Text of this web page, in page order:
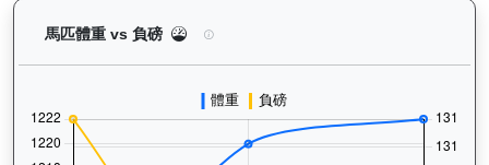
馬匹體重 vs 負磅 正本巨星（L056）— 馬匹體重與負磅